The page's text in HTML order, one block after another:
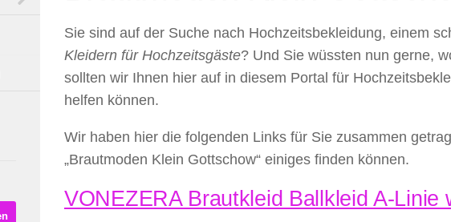
Sie sind auf der Suche nach Hochzeitsbekleidung, einem
Kleidern für Hochzeitsgäste? Und Sie wüssten nun gerne,
sollten wir Ihnen hier auf in diesem Portal für
helfen können.
Wir haben hier die folgenden Links für Sie zusammen
„Brautmoden Klein Gottschow“ einiges finden können.
VONEZERA Brautkleid Ballkleid A-